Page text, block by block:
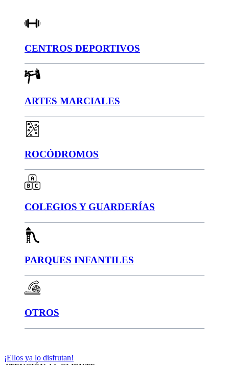
CENTROS DEPORTIVOS
ARTES MARCIALES
ROCÓDROMOS
COLEGIOS Y GUARDERÍAS
PARQUES INFANTILES
OTROS
¡Ellos ya lo disfrutan!